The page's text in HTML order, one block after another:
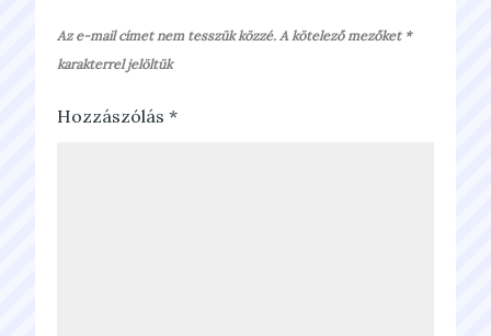
Az e-mail címet nem tesszük közzé. A kötelező mezőket *
karakterrel jelöltük
Hozzászólás*